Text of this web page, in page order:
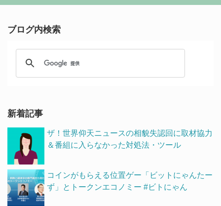
ブログ内検索
新着記事
ザ！世界仰天ニュースの相貌失認回に取材協力
＆番組に入らなかった対処法・ツール
コインがもらえる位置ゲー「ビットにゃんたー
ず」とトークンエコノミー #ビトにゃん